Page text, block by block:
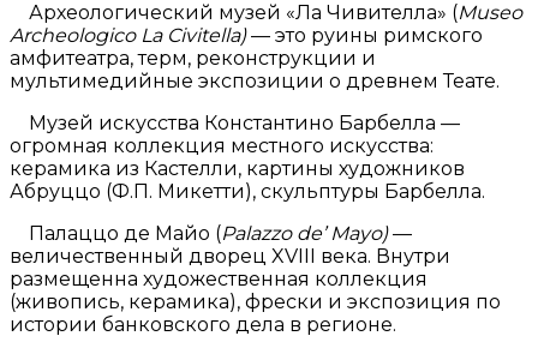
Археологический музей «Ла Чивителла» (Museo
Archeologico La Civitella)— это руины римского
амфитеатра, терм, реконструкции и
мультимедийные экспозиции о древнем Теате.
Музей искусства Константино Барбелла —
огромная коллекция местного искусства:
керамика из Кастелли, картины художников
Абруццо (Ф.П. Микетти), скульптуры Барбелла.
Палаццо де Майо (Palazzo de’ Mayo)—
величественный дворец XVIII века. Внутри
размещенна художественная коллекция
(живопись, керамика), фрески и экспозиция по
истории банковского дела в регионе.